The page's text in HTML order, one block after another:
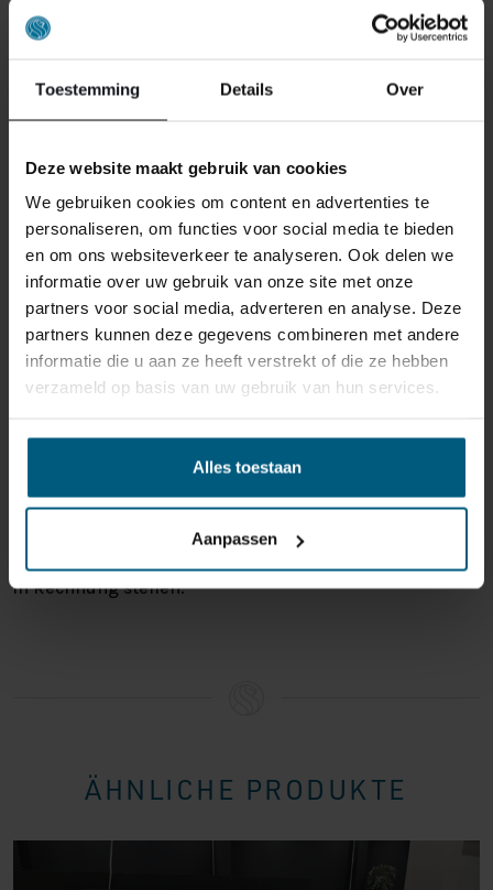
Toestemming Details Over
Deze website maakt gebruik van cookies
We gebruiken cookies om content en advertenties te
personaliseren, om functies voor social media te bieden
en om ons websiteverkeer te analyseren. Ook delen we
informatie over uw gebruik van onze site met onze
partners voor social media, adverteren en analyse. Deze
partners kunnen deze gegevens combineren met andere
informatie die u aan ze heeft verstrekt of die ze hebben
verzameld op basis van uw gebruik van hun services.
Alles toestaan
Aanpassen
ONS RETOURBELEID
Individuell gestaltete Artikel wie Matratzen,
Sets fallen NICHT unter die
Rückgabebestimmungen und können von
uns nicht zurückgenommen werden.
Manchmal möchten Sie vielleicht eine Bestellung
zurückgeben. Vielleicht, weil Ihnen das Produkt nicht
gefällt, oder vielleicht gibt es einen anderen Grund,
haben Sie das Recht, Ihre Bestellung bis zu
Sie es zurückschicken. Wenn das Produkt beschädigt
ist oder die Verpackung mehr als nötig beschädigt ist,
in Rechnung stellen.
ÄHNLICHE PRODUKTE